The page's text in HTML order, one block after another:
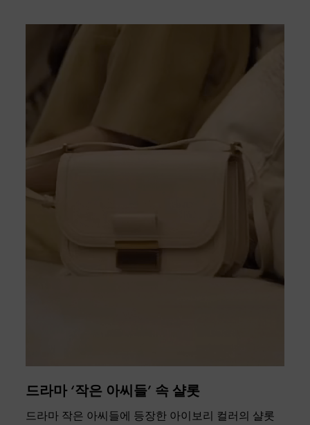
드라마 ‘작은 아씨들’ 속 샬롯
드라마 작은 아씨들에 등장한 아이보리 컬러의 샬롯